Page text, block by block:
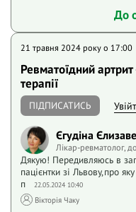
До
21 травня 2024 року o 17:00
Ревматоїдний
терапії
ПІДПИСАТИСЬ
Єгудіна
Лікар-ревматолог,
Дякую! Передивляюсь в
пацієнтки зі Львову,про
п
22.05.2024 10:40
Вiкторiя Чаку